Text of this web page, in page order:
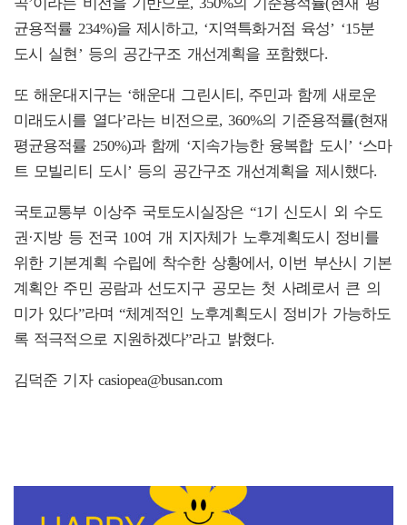
곡’이라는 비전을 기반으로, 350%의 기준용적률(현재 평
균용적률 234%)을 제시하고, ‘지역특화거점 육성’ ‘15분
도시 실현’ 등의 공간구조 개선계획을 포함했다.
또 해운대지구는 ‘해운대 그린시티, 주민과 함께 새로운
미래도시를 열다’라는 비전으로, 360%의 기준용적률(현재
평균용적률 250%)과 함께 ‘지속가능한 융복합 도시’ ‘스마
트 모빌리티 도시’ 등의 공간구조 개선계획을 제시했다.
국토교통부 이상주 국토도시실장은 “1기 신도시 외 수도
권·지방 등 전국 10여 개 지자체가 노후계획도시 정비를
위한 기본계획 수립에 착수한 상황에서, 이번 부산시 기본
계획안 주민 공람과 선도지구 공모는 첫 사례로서 큰 의
미가 있다”라며 “체계적인 노후계획도시 정비가 가능하도
록 적극적으로 지원하겠다”라고 밝혔다.
김덕준 기자 casiopea@busan.com